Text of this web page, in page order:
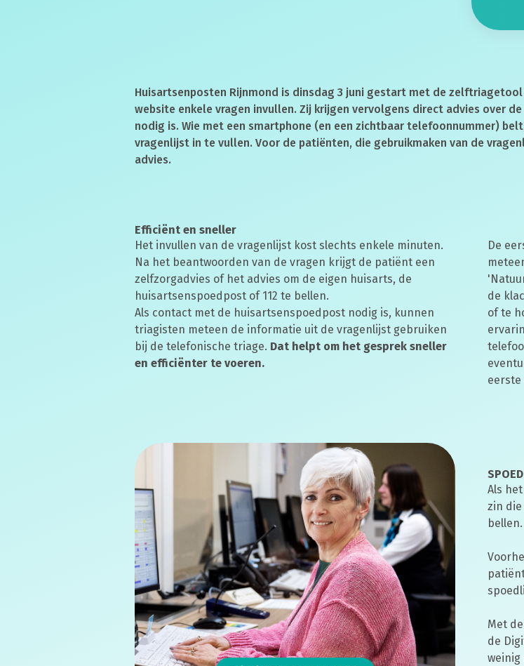
Huisartsenposten Rijnmond is dinsdag 3 juni gestart met de zelftriagetool
website enkele vragen invullen. Zij krijgen vervolgens direct advies over
nodig is. Wie met een smartphone (en een zichtbaar telefoonnummer)
vragenlijst in te vullen. Voor de patiënten, die gebruikmaken van de
advies.
Efficiënt en sneller
Het invullen van de vragenlijst kost slechts enkele minuten.
Na het beantwoorden van de vragen krijgt de patiënt een
zelfzorgadvies of het advies om de eigen huisarts, de
huisartsenspoedpost of 112 te bellen.
Als contact met de huisartsenspoedpost nodig is, kunnen
triagisten meteen de informatie uit de vragenlijst gebruiken
bij de telefonische triage. Dat helpt om het gesprek sneller
en efficiënter te voeren.
De
de
of te
eerste
Als
zin
bellen.
Met
de
weinig